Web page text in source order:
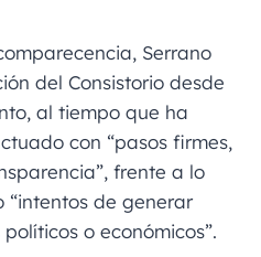
Serrano
del Consistorio desde
al tiempo que ha
con “pasos firmes,
frente a lo
de generar
o económicos”.